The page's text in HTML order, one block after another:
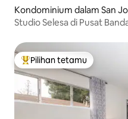
Kondominium dalam San
Studio Selesa di Pusat
Pilihan utama tetamu
Pilihan tetamu